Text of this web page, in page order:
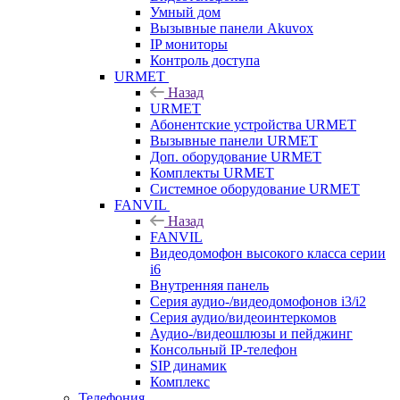
Умный дом
Вызывные панели Akuvox
IP мониторы
Контроль доступа
URMET
Назад
URMET
Абонентские устройства URMET
Вызывные панели URMET
Доп. оборудование URMET
Комплекты URMET
Системное оборудование URMET
FANVIL
Назад
FANVIL
Видеодомофон высокого класса серии
i6
Внутренняя панель
Серия аудио-/видеодомофонов i3/i2
Серия аудио/видеоинтеркомов
Аудио-/видеошлюзы и пейджинг
Консольный IP-телефон
SIP динамик
Комплекс